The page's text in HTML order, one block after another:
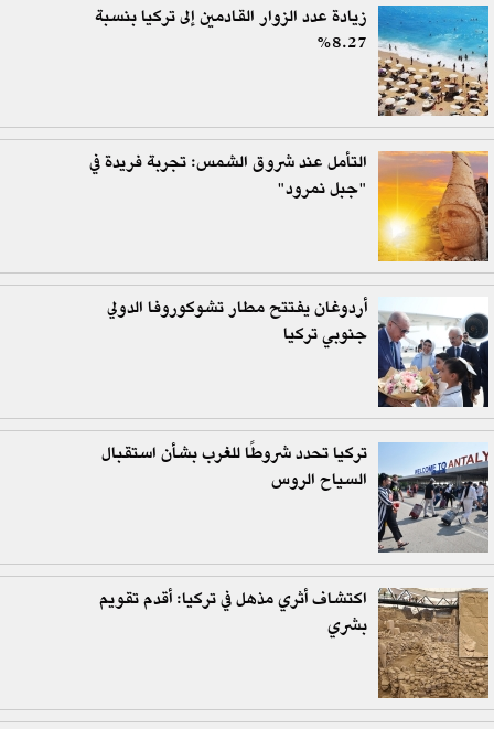
زيادة عدد الزوار القادمين إلى تركيا بنسبة
8.27%
التأمل عند شروق الشمس: تجربة فريدة في
"جبل نمرود"
أردوغان يفتتح مطار تشوكوروفا الدولي
جنوبي تركيا
تركيا تحدد شروطًا للغرب بشأن استقبال
السياح الروس
اكتشاف أثري مذهل في تركيا: أقدم تقويم
بشري